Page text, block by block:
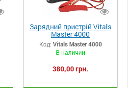
Зарядний пристрій Vitals
Master 4000
Код: Vitals Master 4000
В наличии
380,00 грн.